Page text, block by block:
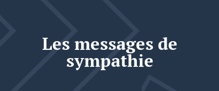
Les messages de
sympathie